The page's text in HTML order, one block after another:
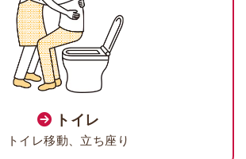
トイレ
トイレ移動、立ち座り